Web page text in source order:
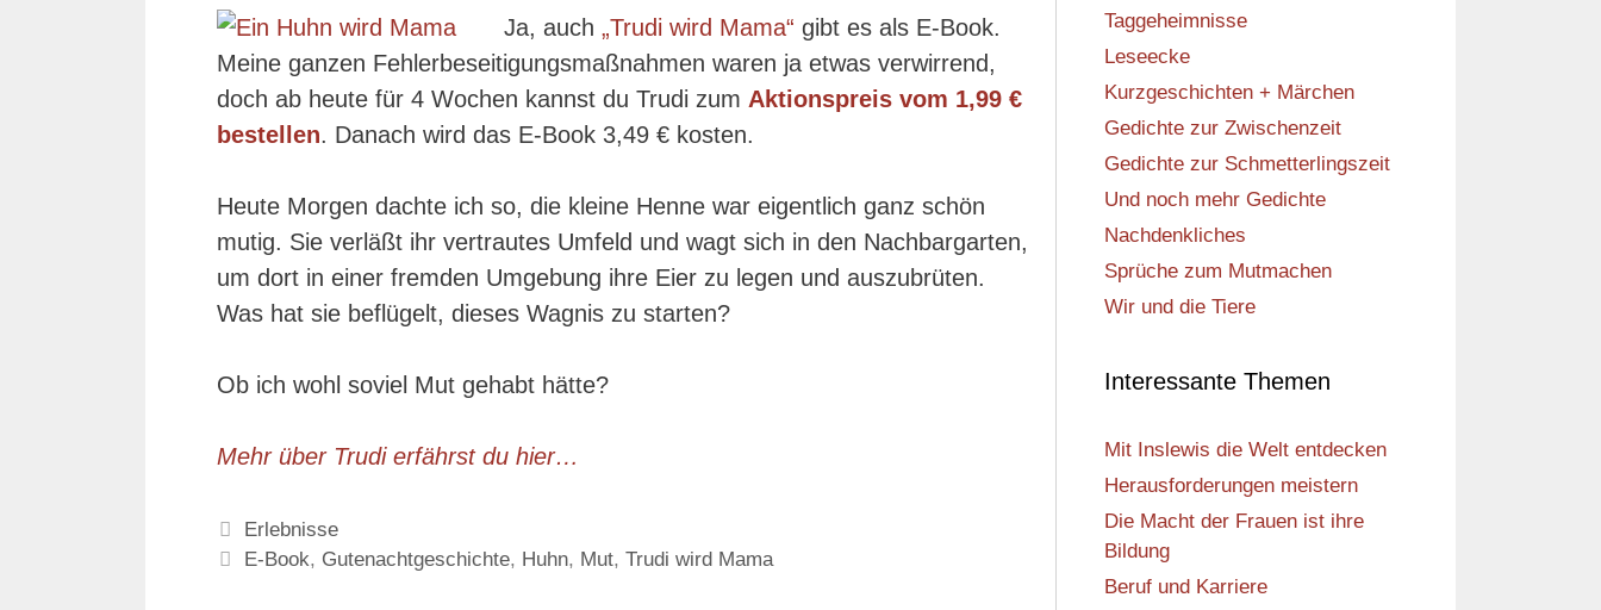
Ja, auch „Trudi wird Mama“ gibt es als E-Book.
Meine ganzen Fehlerbeseitigungsmaßnahmen waren ja etwas verwirrend,
doch ab heute für 4 Wochen kannst du Trudi zum Aktionspreis vom 1,99 €
bestellen. Danach wird das E-Book 3,49 € kosten.
Heute Morgen dachte ich so, die kleine Henne war eigentlich ganz schön
mutig. Sie verläßt ihr vertrautes Umfeld und wagt sich in den Nachbargarten,
um dort in einer fremden Umgebung ihre Eier zu legen und auszubrüten.
Was hat sie beflügelt, dieses Wagnis zu starten?
Ob ich wohl soviel Mut gehabt hätte?
Mehr über Trudi erfährst du hier…
Kategorien
Erlebnisse
Schlagwörter
E-Book, Gutenachtgeschichte, Huhn, Mut,Trudi wird Mama
Taggeheimnisse
Leseecke
Kurzgeschichten + Märchen
Gedichte zur Zwischenzeit
Gedichte zur Schmetterlingszeit
Und noch mehr Gedichte
Nachdenkliches
Sprüche zum Mutmachen
Wir und die Tiere
Interessante Themen
Mit Inslewis die Welt entdecken
Herausforderungen meistern
Die Macht der Frauen ist ihre
Bildung
Beruf und Karriere